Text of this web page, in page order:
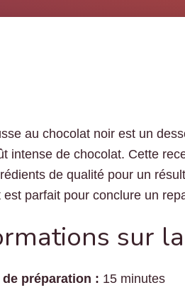
au chocolat noir est un
intense de chocolat. Cette
de qualité pour un
est parfait pour conclure un
sur
de préparation : 15 minutes